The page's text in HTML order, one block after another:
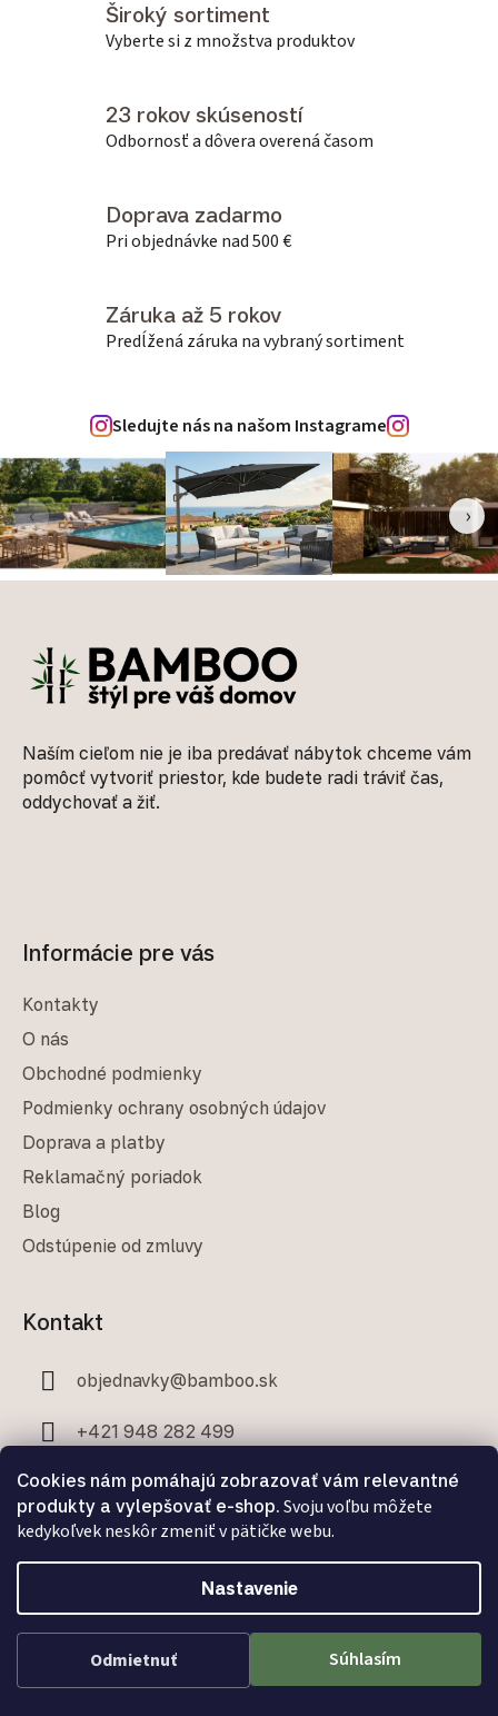
Cookies nám pomáhajú zobrazovať vám relevantné
produkty a vylepšovať e-shop. Svoju voľbu môžete
kedykoľvek neskôr zmeniť v pätičke webu.
Nastavenie
Odmietnuť Súhlasím
Široký sortiment
Vyberte si z množstva produktov
23 rokov skúseností
Odbornosť a dôvera overená časom
Doprava zadarmo
Pri objednávke nad 500 €
Záruka až 5 rokov
Predĺžená záruka na vybraný sortiment
Sledujte nás na našom Instagrame
‹ ›
Naším cieľom nie je iba predávať nábytok chceme vám
pomôcť vytvoriť priestor, kde budete radi tráviť čas,
oddychovať a žiť.
Informácie pre vás
Kontakty
O nás
Obchodné podmienky
Podmienky ochrany osobných údajov
Doprava a platby
Reklamačný poriadok
Blog
Odstúpenie od zmluvy
Kontakt
objednavky@bamboo.sk
+421 948 282 499
+421 907 706 329
Facebook